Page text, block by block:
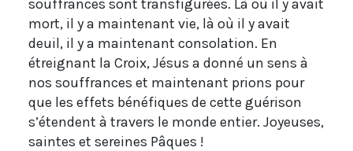
souffrances sont transfigurées. Là où il y avait
mort, il y a maintenant vie, là où il y avait
deuil, il y a maintenant consolation. En
étreignant la Croix, Jésus a donné un sens à
nos souffrances et maintenant prions pour
que les effets bénéfiques de cette guérison
s’étendent à travers le monde entier. Joyeuses,
saintes et sereines Pâques !